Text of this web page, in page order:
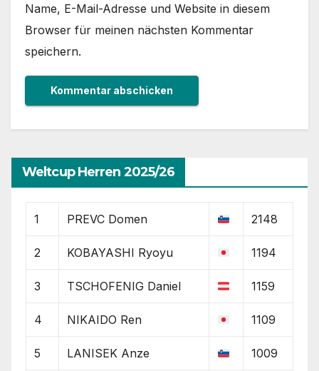
Name, E-Mail-Adresse und Website in diesem
Browser für meinen nächsten Kommentar
speichern.
Weltcup Herren 2025/26
1 PREVC Domen 2148
2 KOBAYASHI Ryoyu 1194
3 TSCHOFENIG Daniel 1159
4 NIKAIDO Ren 1109
5 LANISEK Anze 1009